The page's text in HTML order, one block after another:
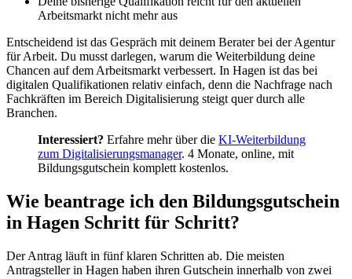
Arbeitsmarkt nicht mehr aus
Entscheidend ist das Gespräch mit deinem Berater bei der Agentur
für Arbeit. Du musst darlegen, warum die Weiterbildung deine
Chancen auf dem Arbeitsmarkt verbessert. In Hagen ist das bei
digitalen Qualifikationen relativ einfach, denn die Nachfrage nach
Fachkräften im Bereich Digitalisierung steigt quer durch alle
Branchen.
Interessiert? Erfahre mehr über die KI-Weiterbildung
zum Digitalisierungsmanager. 4 Monate, online, mit
Bildungsgutschein komplett kostenlos.
Wie beantrage ich den Bildungsgutschein
in Hagen Schritt für Schritt?
Der Antrag läuft in fünf klaren Schritten ab. Die meisten
Antragsteller in Hagen haben ihren Gutschein innerhalb von zwei